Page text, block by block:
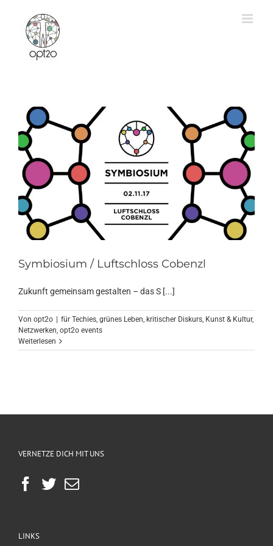
springen
Symbiosium / Luftschloss Cobenzl
Zukunft gemeinsam gestalten – das S [...]
Von opt2o | für Techies grünes Leben kritischer Diskurs Kunst & Kultur,
Netzwerken opt2o events
Weiterlesen
VERNETZE DICH MIT UNS
LINKS